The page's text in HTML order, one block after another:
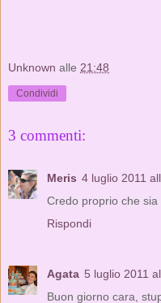
Unknown alle 21:48
Condividi
3 commenti:
Meris 4 luglio 2011
Credo proprio che
Rispondi
Agata 5 luglio 2011
Buon giorno cara,